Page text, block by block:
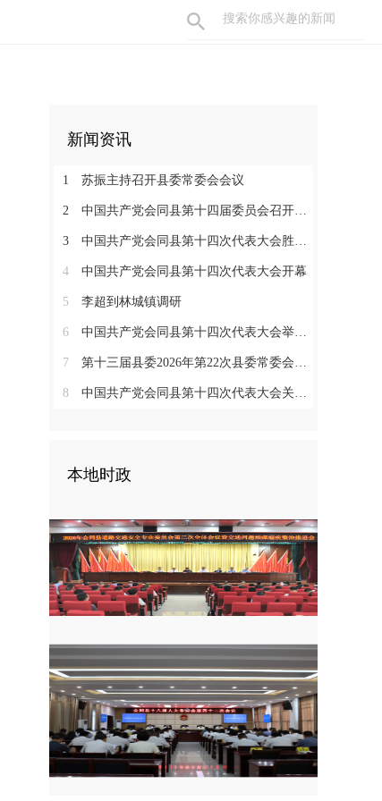
新闻资讯
1 苏振主持召开县委常委会会议
2 中国共产党会同县第十四届委员会召开第一次全体会议
3 中国共产党会同县第十四次代表大会胜利闭幕
4 中国共产党会同县第十四次代表大会开幕
5 李超到林城镇调研
6 中国共产党会同县第十四次代表大会举行严肃换届纪律专题培训会
7 第十三届县委2026年第22次县委常委会会议召开
8 中国共产党会同县第十四次代表大会关于中共会同县第十三届委员会报告的决议
本地时政